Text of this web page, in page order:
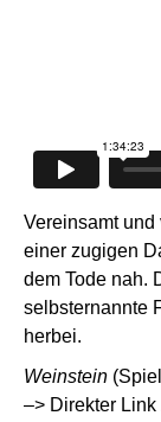
Vereinsamt
einer zugigen
dem Tode nah.
selbsternannte
herbei.
Weinstein
–> Direkter